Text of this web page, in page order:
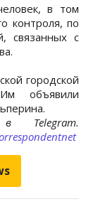
в том
контроля, по
связанных с
городской
объявили
в Telegram.